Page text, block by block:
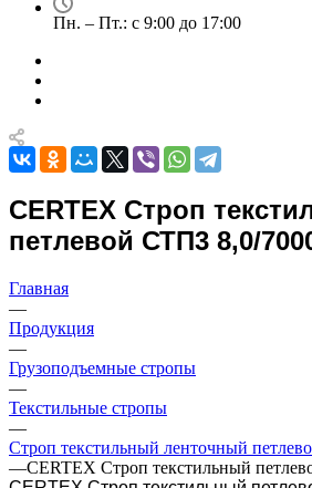
Пн. – Пт.: с 9:00 до 17:00
CERTEX Строп
петлевой СТП3 8,0/
Главная
—
Продукция
—
Грузоподъемные стропы
—
Текстильные стропы
—
Строп текстильный ленточный
—CERTEX Строп текстильный